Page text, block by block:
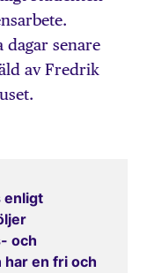
dagar senare
av Fredrik
enligt
och
en fri och